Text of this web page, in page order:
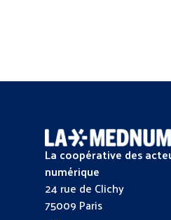
La coopérative des
numérique
24 rue de Clichy
75009 Paris